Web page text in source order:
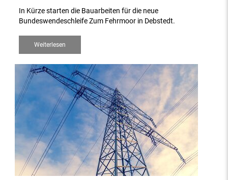
In Kürze starten die Bauarbeiten für die neue
Bundeswendeschleife Zum Fehrmoor in Debstedt.
Weiterlesen